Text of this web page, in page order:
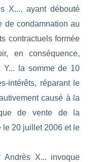
X..., ayant débouté
de condamnation au
contractuels formée
en conséquence,
Y... la somme de 10
intérêts, réparant le
causé à la
de vente de la
le 20 juillet 2006 et le
Andrès X... invoque